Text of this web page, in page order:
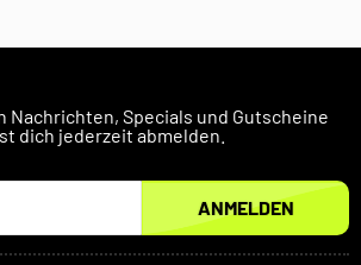
Nachrichten, Specials und Gutscheine
dich jederzeit abmelden.
ANMELDEN